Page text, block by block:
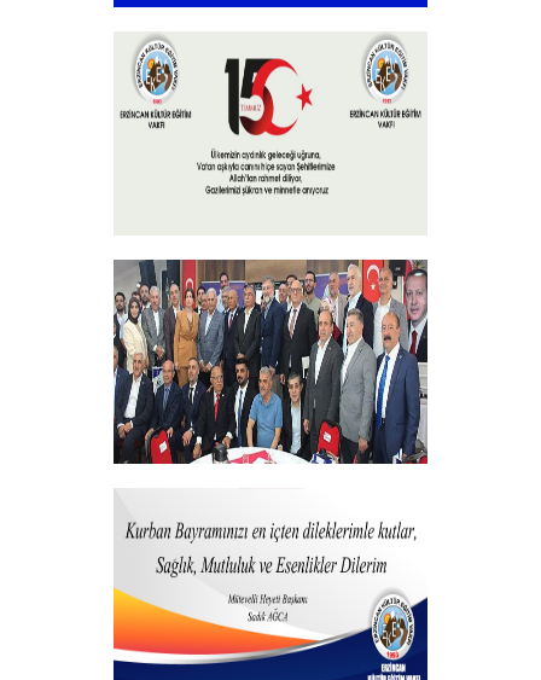
Endonezya’dan Erzincan’a gönül
köprüsü
+
15 Temmuz 2025
+
Programı
+